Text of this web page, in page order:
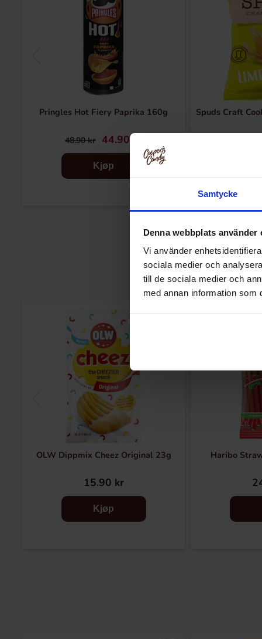
Samtycke
Denna webbplats använder
Vi använder
sociala medier och
till de sociala medier och
med annan information som
Pringles Hot Fiery Paprika 160g
48.90 kr 44.90 kr
Kjøp
Spuds Craft
OLW Dippmix Cheez Original 23g
15.90 kr
Kjøp
Haribo